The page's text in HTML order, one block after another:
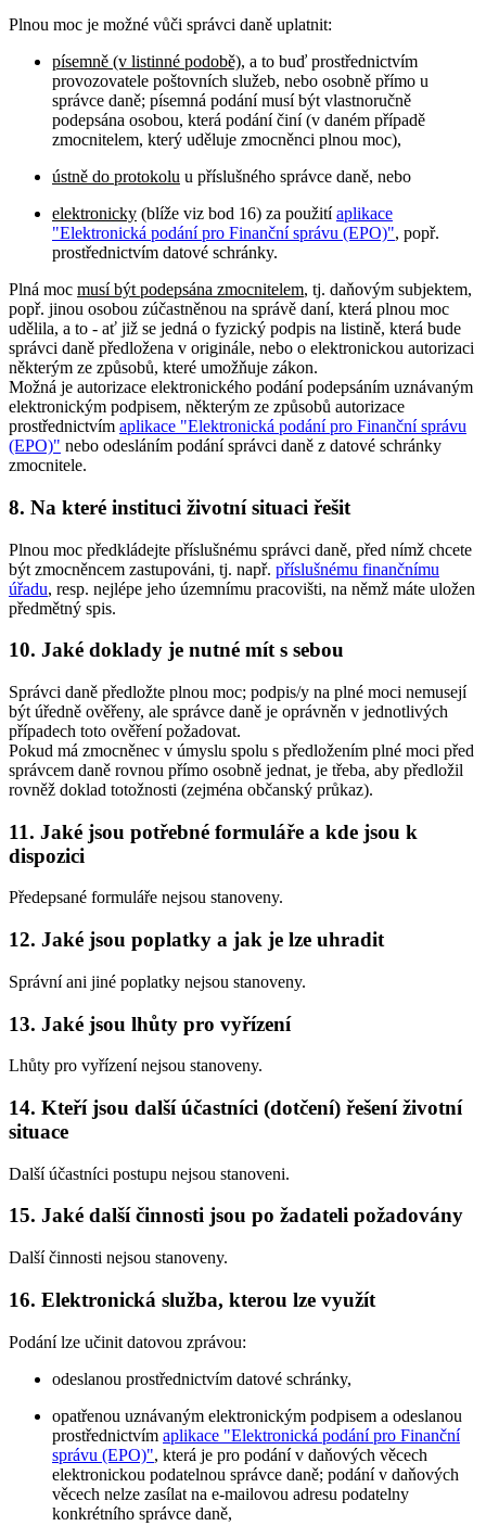
Plnou moc je možné vůči správci daně uplatnit:
písemně (v listinné podobě), a to buď prostřednictvím
provozovatele poštovních služeb, nebo osobně přímo u
správce daně; písemná podání musí být vlastnoručně
podepsána osobou, která podání činí (v daném případě
zmocnitelem, který uděluje zmocněnci plnou moc),
ústně do protokolu u příslušného správce daně, nebo
elektronicky (blíže viz bod 16) za použitíaplikace
"Elektronická podání pro Finanční správu (EPO)", popř.
prostřednictvím datové schránky.
Plná moc musí být podepsána zmocnitelem, tj. daňovým subjektem,
popř. jinou osobou zúčastněnou na správě daní, která plnou moc
udělila, a to - ať již se jedná o fyzický podpis na listině, která bude
správci daně předložena v originále, nebo o elektronickou autorizaci
některým ze způsobů, které umožňuje zákon.
Možná je autorizace elektronického podání podepsáním uznávaným
elektronickým podpisem, některým ze způsobů autorizace
prostřednictvím aplikace "Elektronická podání pro Finanční správu
(EPO)" nebo odesláním podání správci daně z datové schránky
zmocnitele.
8. Na které instituci životní situaci řešit
Plnou moc předkládejte příslušnému správci daně, před nímž chcete
být zmocněncem zastupováni, tj. např. příslušnému finančnímu
úřadu, resp. nejlépe jeho územnímu pracovišti, na němž máte uložen
předmětný spis.
10. Jaké doklady je nutné mít s sebou
Správci daně předložte plnou moc; podpis/y na plné moci nemusejí
být úředně ověřeny, ale správce daně je oprávněn v jednotlivých
případech toto ověření požadovat.
Pokud má zmocněnec v úmyslu spolu s předložením plné moci před
správcem daně rovnou přímo osobně jednat, je třeba, aby předložil
rovněž doklad totožnosti (zejména občanský průkaz).
11. Jaké jsou potřebné formuláře a kde jsou k
dispozici
Předepsané formuláře nejsou stanoveny.
12. Jaké jsou poplatky a jak je lze uhradit
Správní ani jiné poplatky nejsou stanoveny.
13. Jaké jsou lhůty pro vyřízení
Lhůty pro vyřízení nejsou stanoveny.
14. Kteří jsou další účastníci (dotčení) řešení životní
situace
Další účastníci postupu nejsou stanoveni.
15. Jaké další činnosti jsou po žadateli požadovány
Další činnosti nejsou stanoveny.
16. Elektronická služba, kterou lze využít
Podání lze učinit datovou zprávou:
odeslanou prostřednictvím datové schránky,
opatřenou uznávaným elektronickým podpisem a odeslanou
prostřednictvím aplikace "Elektronická podání pro Finanční
správu (EPO)", která je pro podání v daňových věcech
elektronickou podatelnou správce daně; podání v daňových
věcech nelze zasílat na e-mailovou adresu podatelny
konkrétního správce daně,